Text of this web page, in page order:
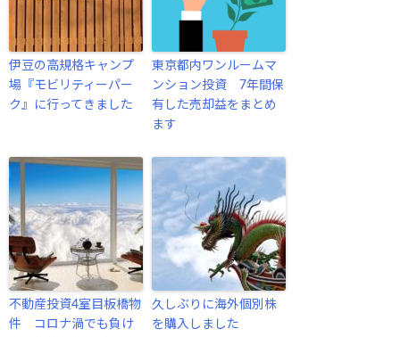
伊豆の高規格キャンプ
場『モビリティーパー
ク』に行ってきました
東京都内ワンルームマ
ンション投資 7年間保
有した売却益をまとめ
ます
不動産投資4室目板橋物
件 コロナ渦でも負け
久しぶりに海外個別株
を購入しました